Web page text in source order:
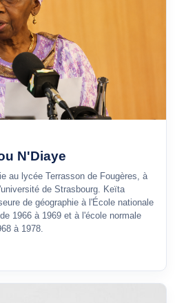
N'Diaye
au lycée Terrasson de Fougères, à
de Strasbourg. Keïta
de géographie à l'École nationale
1966 à 1969 et à l'école normale
à 1978.